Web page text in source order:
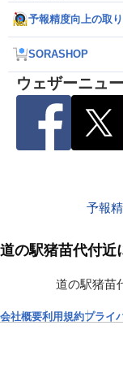
予報精度向上の取
SORASHOP
ウェザーニュ
予報
道の駅猪苗代付近
道の駅猪苗
会社概要利用規約プライ